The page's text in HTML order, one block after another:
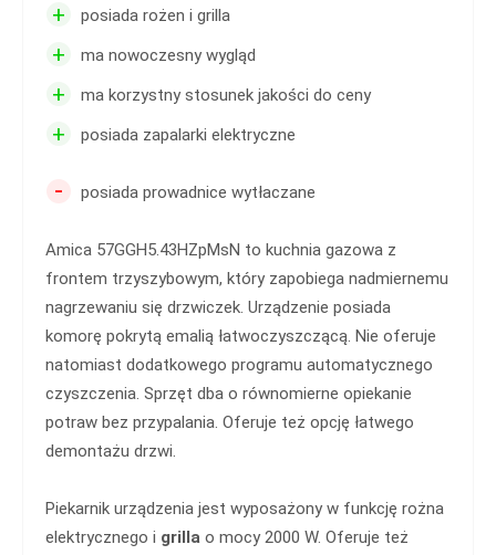
+ posiada rożen i grilla
+ ma nowoczesny wygląd
+ ma korzystny stosunek jakości do ceny
+ posiada zapalarki elektryczne
- posiada prowadnice wytłaczane
Amica 57GGH5.43HZpMsN to kuchnia gazowa z
frontem trzyszybowym, który zapobiega nadmiernemu
nagrzewaniu się drzwiczek. Urządzenie posiada
komorę pokrytą emalią łatwoczyszczącą. Nie oferuje
natomiast dodatkowego programu automatycznego
czyszczenia. Sprzęt dba o równomierne opiekanie
potraw bez przypalania. Oferuje też opcję łatwego
demontażu drzwi.
Piekarnik urządzenia jest wyposażony w funkcję rożna
elektrycznego i grilla o mocy 2000 W. Oferuje też